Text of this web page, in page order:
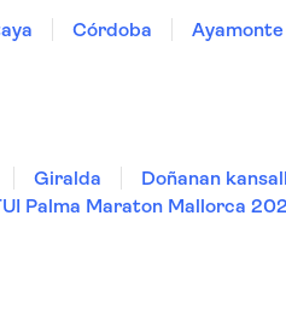
Córdoba Ayamonte
Giralda Doñanan
Palma Maraton Mallorca